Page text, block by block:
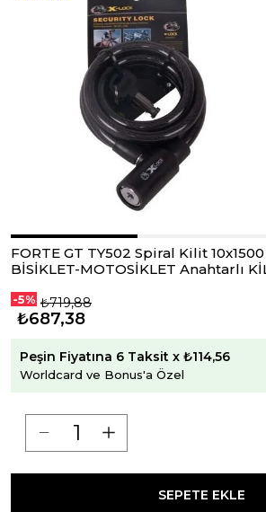
FORTE GT TY502 Spiral Kilit
BİSİKLET-MOTOSİKLET Anahtarlı
-5% ₺719,88
₺687,38
Peşin Fiyatına 6 Taksit x ₺114,56
Worldcard ve Bonus'a Özel
SEPETE EKLE